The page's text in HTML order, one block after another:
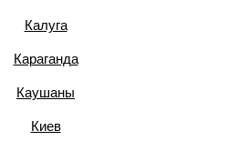
Калуга
Караганда
Каушаны
Киев